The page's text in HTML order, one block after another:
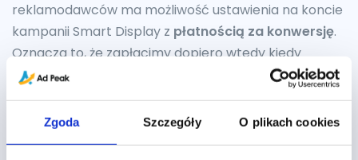
Zgoda Szczegóły O plikach cookies
reklamodawców ma możliwość ustawienia na koncie
kampanii Smart Display z płatnością za konwersję.
Oznacza to, że zapłacimy dopiero wtedy kiedy
użytkownik zrealizuje nasz cel. Więcej o płatności za
konwersję można przeczytaćtutaj.
Custom Intent